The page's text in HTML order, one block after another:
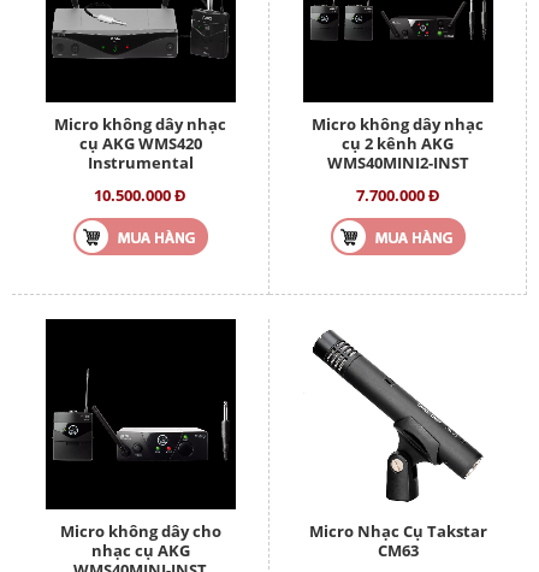
Micro không dây nhạc
cụ AKG WMS420
Instrumental
10.500.000 Đ
Micro không dây nhạc
cụ 2 kênh AKG
WMS40MINI2-INST
7.700.000 Đ
Micro không dây cho
nhạc cụ AKG
Micro Nhạc Cụ Takstar
CM63